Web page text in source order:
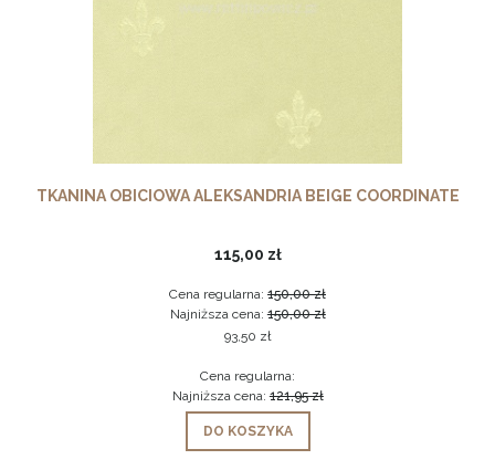
TKANINA OBICIOWA ALEKSANDRIA BEIGE COORDINATE
115,00 zł
Cena regularna: 150,00 zł
Najniższa cena:150,00 zł
93,50 zł
Cena regularna:
Najniższa cena:121,95 zł
DO KOSZYKA